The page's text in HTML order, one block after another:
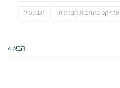
פרוייקט מעורבות חברתית רכב נעול
הבא »